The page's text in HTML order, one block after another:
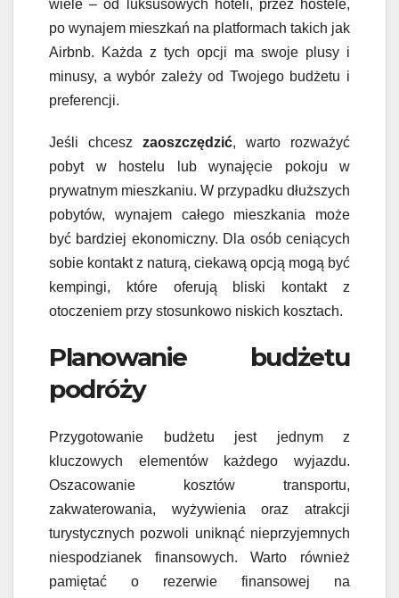
wiele – od luksusowych hoteli, przez hostele,
po wynajem mieszkań na platformach takich jak
Airbnb. Każda z tych opcji ma swoje plusy i
minusy, a wybór zależy od Twojego budżetu i
preferencji.
Jeśli chcesz zaoszczędzić, warto rozważyć
pobyt w hostelu lub wynajęcie pokoju w
prywatnym mieszkaniu. W przypadku dłuższych
pobytów, wynajem całego mieszkania może
być bardziej ekonomiczny. Dla osób ceniących
sobie kontakt z naturą, ciekawą opcją mogą być
kempingi, które oferują bliski kontakt z
otoczeniem przy stosunkowo niskich kosztach.
Planowanie budżetu
podróży
Przygotowanie budżetu jest jednym z
kluczowych elementów każdego wyjazdu.
Oszacowanie kosztów transportu,
zakwaterowania, wyżywienia oraz atrakcji
turystycznych pozwoli uniknąć nieprzyjemnych
niespodzianek finansowych. Warto również
pamiętać o rezerwie finansowej na